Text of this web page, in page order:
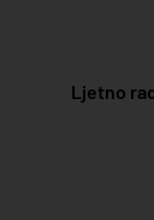
Ljetno